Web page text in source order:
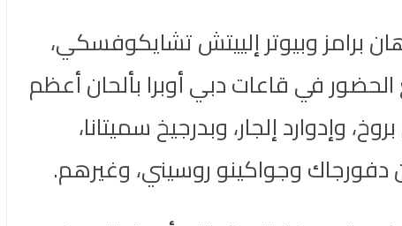
يوهان برامز وبيوتر إلييتش تشايكوفسكي،
في قاعات دبي أوبرا بألحان أعظم
إلجار، وبدرجيخ سميتانا،
دفورجاك وجواكينو روسيني، وغيرهم.